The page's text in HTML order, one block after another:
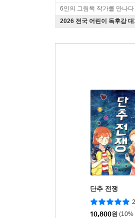
6인의 그림책 작가를 만나다
2026 전국 어린이 독후감 대
단추 전쟁
10,800원 (10%